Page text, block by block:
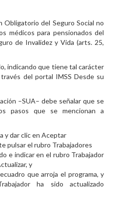
Obligatorio del Seguro Social no
médicos para pensionados del
de Invalidez y Vida (arts. 25,
indicando que tiene tal carácter
del portal IMSS Desde su
–SUA– debe señalar que se
pasos que se mencionan a
y dar clic en Aceptar
pulsar el rubro Trabajadores
e indicar en el rubro Trabajador
y
que arroja el programa, y
ha sido actualizado